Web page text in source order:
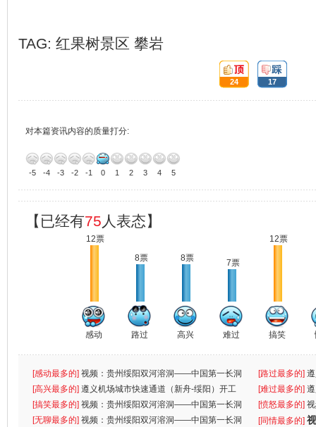
TAG: 红果树景区 攀岩
顶:
24
踩:
17
对本篇资讯内容的质量打分:
-5 -4 -3 -2 -1 0 1 2 3 4 5
【已经有75 人表态】
12票
感动
8票
路过
8票
高兴
7票
难过
12票
搞笑
[感动最多的] 视频：贵州绥阳双河溶洞——中国第一长洞 [路过最多的]
[高兴最多的] 遵义机场城市快速通道（新舟-绥阳）开工 [难过最多的]
[搞笑最多的] 视频：贵州绥阳双河溶洞——中国第一长洞 [愤怒最多的]
[无聊最多的] 视频：贵州绥阳双河溶洞——中国第一长洞 [同情最多的]